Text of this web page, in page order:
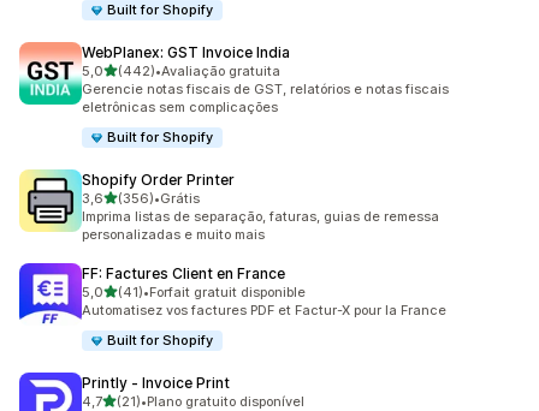
Built for Shopify
WebPlanex: GST Invoice India
5,0de 5 estrelas
(442)
442 avaliações ao todo
•Avaliação gratuita
Gerencie notas fiscais de GST, relatórios e notas fiscais
eletrônicas sem complicações
Built for Shopify
Shopify Order Printer
3,6de 5 estrelas
(356)
356 avaliações ao todo
•Grátis
Imprima listas de separação, faturas, guias de remessa
personalizadas e muito mais
FF: Factures Client en France
5,0de 5 estrelas
(41)
41 avaliações ao todo
•Forfait gratuit disponible
Automatisez vos factures PDF et Factur-X pour la France
Built for Shopify
Printly ‑ Invoice Print
4,7de 5 estrelas
(21)•Plano gratuito disponível